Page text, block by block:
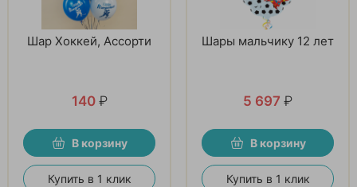
Шар Хоккей, Ассорти
140 ₽
В корзину
Купить в 1 клик
Шары мальчику 12 лет
5 697 ₽
В корзину
Купить в 1 клик